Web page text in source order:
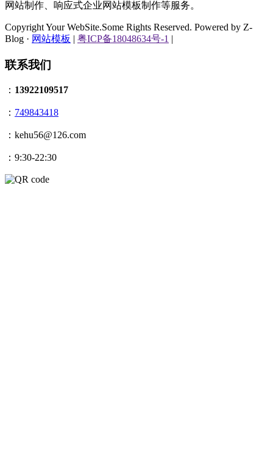
网站制作、响应式企业网站模板制作等服务。
Copyright Your WebSite.Some Rights Reserved. Powered by Z-
Blog · 网站模板 | 粤ICP备18048634号-1 |
联系我们
： 13922109517
： 749843418
：kehu56@126.com
：9:30-22:30